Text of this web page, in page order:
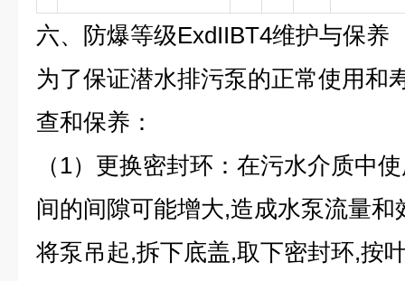
六、 防爆等级ExdIIBT4维护与保养
为了保证潜水排污泵的正常使用和
查和保养：
（1）更换密封环：在污水介质中
间的间隙可能增大,造成水泵流量
将泵吊起,拆下底盖,取下密封环,按